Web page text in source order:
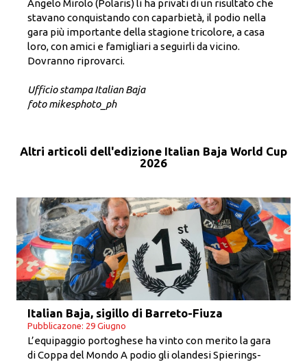
Angelo Mirolo (Polaris) li ha privati di un risultato che
stavano conquistando con caparbietà, il podio nella
gara più importante della stagione tricolore, a casa
loro, con amici e famigliari a seguirli da vicino.
Dovranno riprovarci.
Ufficio stampa Italian Baja
foto mikesphoto_ph
Altri articoli dell'edizione Italian Baja World Cup
2026
Italian Baja, sigillo di Barreto-Fiuza
Pubblicazone: 29 Giugno
L’equipaggio portoghese ha vinto con merito la gara
di Coppa del Mondo A podio gli olandesi Spierings-